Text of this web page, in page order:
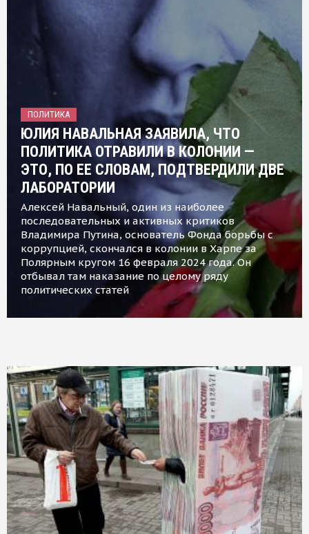
ПОЛИТИКА
ЮЛИЯ НАВАЛЬНАЯ ЗАЯВИЛА, ЧТО
ПОЛИТИКА ОТРАВИЛИ В КОЛОНИИ —
ЭТО, ПО ЕЕ СЛОВАМ, ПОДТВЕРДИЛИ ДВЕ
ЛАБОРАТОРИИ
Алексей Навальный, один из наиболее
последовательных и активных критиков
Владимира Путина, основатель Фонда борьбы с
коррупцией, скончался в колонии в Харпе за
Полярным кругом 16 февраля 2024 года. Он
отбывал там наказание по целому ряду
политических статей